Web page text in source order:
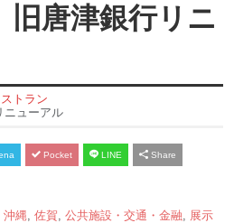
旧唐津銀行リニ
トラン
ニューアル
Pocket LINE Share
沖縄 佐賀 公共施設・交通・金融
展示